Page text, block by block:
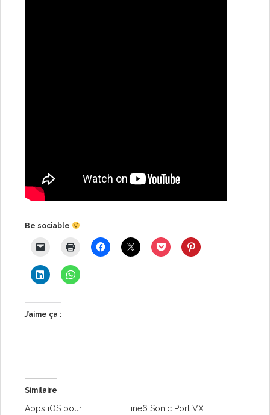
Be sociable
J’aime ça :
Similaire
Apps iOS pour
Line6 Sonic Port VX :